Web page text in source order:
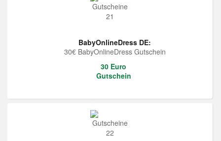
BabyOnlineDress DE:
30€ BabyOnlineDress Gutschein
30 Euro
Gutschein